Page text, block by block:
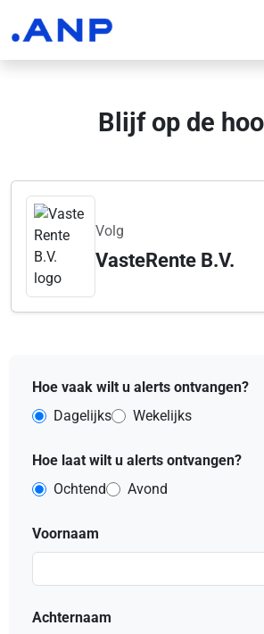
Blijf op de
Volg
VasteRente B.V.
Hoe vaak wilt u alerts ontvangen?
Dagelijks
Wekelijks
Hoe laat wilt u alerts ontvangen?
Ochtend
Avond
Voornaam
Achternaam